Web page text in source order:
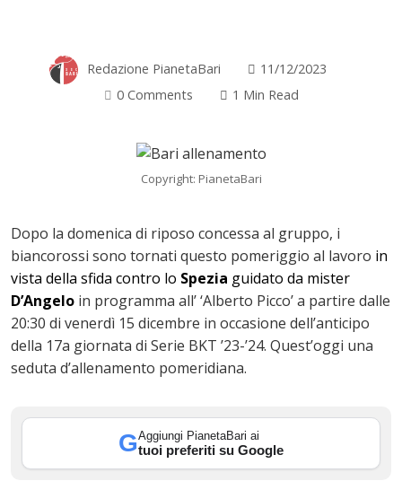
Redazione PianetaBari
11/12/2023
0 Comments
1 Min Read
Copyright: PianetaBari
Dopo la domenica di riposo concessa al gruppo, i
biancorossi sono tornati questo pomeriggio al lavoro in
vista della sfida contro lo Spezia guidato da mister
D’Angelo in programma all’ ‘Alberto Picco’ a partire dalle
20:30 di venerdì 15 dicembre in occasione dell’anticipo
della 17a giornata di Serie BKT ’23-’24. Quest’oggi una
seduta d’allenamento pomeridiana.
GAggiungi PianetaBari ai
tuoi preferiti su Google